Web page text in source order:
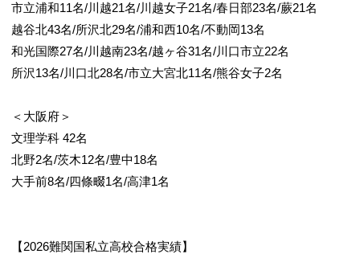
市立浦和11名/川越21名/川越女子21名/春日部23名/蕨21名
越谷北43名/所沢北29名/浦和西10名/不動岡13名
和光国際27名/川越南23名/越ヶ谷31名/川口市立22名
所沢13名/川口北28名/市立大宮北11名/熊谷女子2名
＜大阪府＞
文理学科 42名
北野2名/茨木12名/豊中18名
大手前8名/四條畷1名/高津1名
【2026難関国私立高校合格実績】